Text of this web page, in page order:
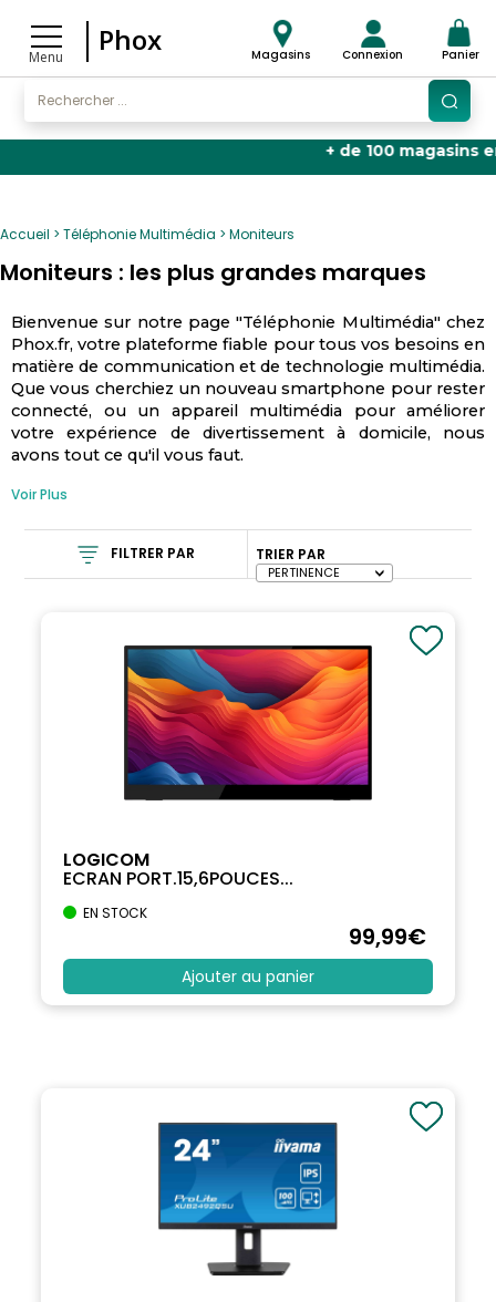
Menu
Phox Magasins Connexion Panier
+ de 100 magasins en
Accueil Téléphonie Multimédia Moniteurs
Moniteurs : les plus grandes marques
Bienvenue sur notre page "Téléphonie Multimédia" chez
Phox.fr, votre plateforme fiable pour tous vos besoins en
matière de communication et de technologie multimédia.
Que vous cherchiez un nouveau smartphone pour rester
connecté, ou un appareil multimédia pour améliorer
votre expérience de divertissement à domicile, nous
avons tout ce qu'il vous faut.
Voir Plus
FILTRER PAR TRIER PAR
LOGICOM
ECRAN PORT.15,6POUCES...
EN STOCK
99,99€
Ajouter au panier